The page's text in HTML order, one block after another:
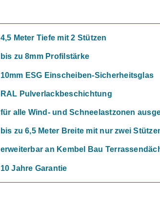
4,5 Meter Tiefe mit 2 Stützen
bis zu 8mm Profilstärke
10mm ESG Einscheiben-Sicherheitsglas
RAL Pulverlackbeschichtung
für alle Wind- und Schneelastzonen
bis zu 6,5 Meter Breite mit nur zwei
erweiterbar an Kembel Bau
10 Jahre Garantie